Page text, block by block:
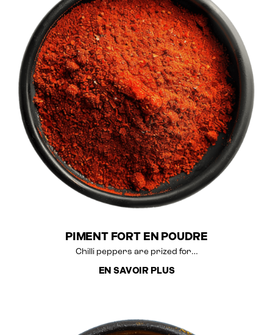
PIMENT FORT EN POUDRE
Chilli peppers are prized for…
EN SAVOIR PLUS